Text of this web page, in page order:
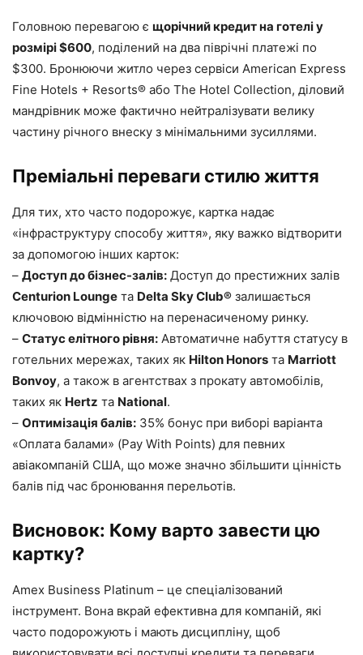
Головною перевагою є щорічний кредит на готелі у
розмірі $600, поділений на два піврічні платежі по
$300. Бронюючи житло через сервіси American Express
Fine Hotels + Resorts® або The Hotel Collection, діловий
мандрівник може фактично нейтралізувати велику
частину річного внеску з мінімальними зусиллями.
Преміальні переваги стилю життя
Для тих, хто часто подорожує, картка надає
«інфраструктуру способу життя», яку важко відтворити
за допомогою інших карток:
– Доступ до бізнес-залів: Доступ до престижних залів
Centurion Lounge та Delta Sky Club® залишається
ключовою відмінністю на перенасиченому ринку.
– Статус елітного рівня: Автоматичне набуття статусу в
готельних мережах, таких як Hilton Honors та Marriott
Bonvoy, а також в агентствах з прокату автомобілів,
таких як Hertz та National.
– Оптимізація балів: 35% бонус при виборі варіанта
«Оплата балами» (Pay With Points) для певних
авіакомпаній США, що може значно збільшити цінність
балів під час бронювання перельотів.
Висновок: Кому варто завести цю
картку?
Amex Business Platinum – це спеціалізований
інструмент. Вона вкрай ефективна для компаній, які
часто подорожують і мають дисципліну, щоб